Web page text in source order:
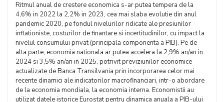
Ritmul anual de crestere economica s-ar putea tempera de la
4,6% in 2022 la 2,2% in 2023, cea mai slaba evolutie din anul
pandemic 2020, pe fondul nivelurilor ridicate ale presiunilor
inflationiste, costurilor de finantare si incertitudinilor, cu impact la
nivelul consumului privat (principala componenta a PIB). Pe de
alta parte, economia nationala ar putea accelera la 2,9% an/an in
2024 si 3,5% an/an in 2025, potrivit previziunilor economice
actualizate de Banca Transilvania prin incorporarea celor mai
recente dinamici ale indicatorilor macrofinanciari, intr-o abordare
de la economia mondiala, la economia interna. Economistii au
utilizat datele istorice Eurostat pentru dinamica anuala a PIB-ului